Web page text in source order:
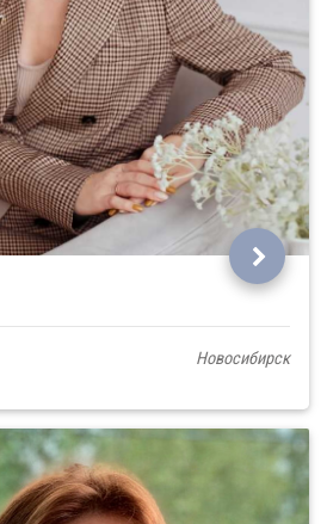
Новосибирск